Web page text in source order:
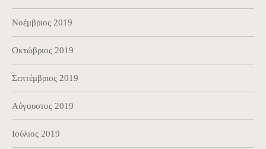
Νοέμβριος 2019
Οκτώβριος 2019
Σεπτέμβριος 2019
Αύγουστος 2019
Ιούλιος 2019